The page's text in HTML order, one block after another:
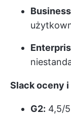
Slack oceny
G2: 4,5/